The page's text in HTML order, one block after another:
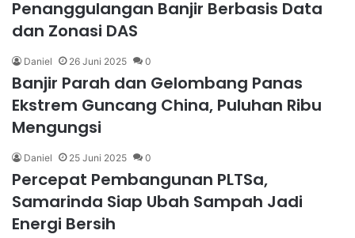
Penanggulangan Banjir Berbasis Data
dan Zonasi DAS
Daniel 26 Juni 2025 0
Banjir Parah dan Gelombang Panas
Ekstrem Guncang China, Puluhan Ribu
Mengungsi
Daniel 25 Juni 2025 0
Percepat Pembangunan PLTSa,
Samarinda Siap Ubah Sampah Jadi
Energi Bersih